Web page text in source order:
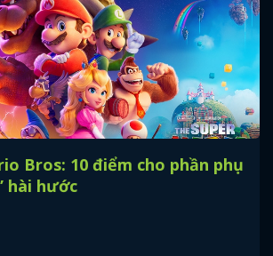
Bros: 10 điểm cho phần phụ
hài hước